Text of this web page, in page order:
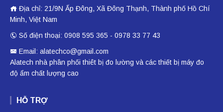
Địa chỉ: 21/9N Ấp Đông, Xã Đông Thạnh, Thành phố Hồ Chí
Minh, Việt Nam
Số điện thoại: 0908 595 365 - 0978 33 77 43
Email: alatechco@gmail.com
Alatech nhà phân phối thiêt bị đo lường và các thiết bị máy đo
độ ẩm chất lượng cao
HỖ TRỢ